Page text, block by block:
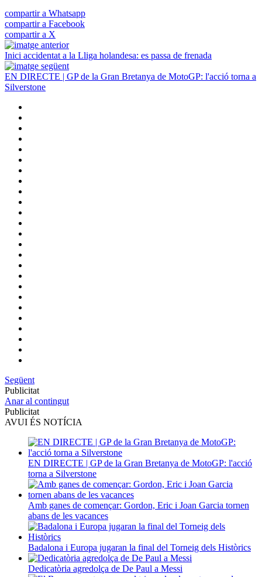
compartir a Whatsapp
compartir a Facebook
compartir a X
Inici accidentat a la Lliga holandesa: es passa de frenada
EN DIRECTE | GP de la Gran Bretanya de MotoGP: l'acció torna a
Silverstone
Següent
Publicitat
Anar al contingut
Publicitat
AVUI ÉS NOTÍCIA
EN DIRECTE | GP de la Gran Bretanya de MotoGP: l'acció
torna a Silverstone
Amb ganes de començar: Gordon, Eric i Joan Garcia tornen
abans de les vacances
Badalona i Europa jugaran la final del Torneig dels Històrics
Dedicatòria agredolça de De Paul a Messi